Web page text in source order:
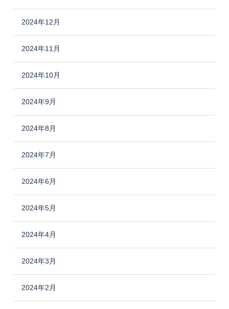
2024年12月
2024年11月
2024年10月
2024年9月
2024年8月
2024年7月
2024年6月
2024年5月
2024年4月
2024年3月
2024年2月